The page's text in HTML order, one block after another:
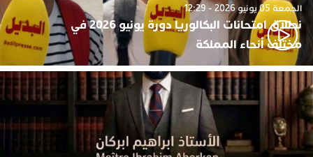
الجمعة 05 يونيو 2026 - 12:29
نطلاق امتحانات البكالوريا دورة يونيو 2026 في
مختلف أنحاء المملكة